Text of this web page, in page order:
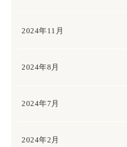
2024年11月
2024年8月
2024年7月
2024年2月